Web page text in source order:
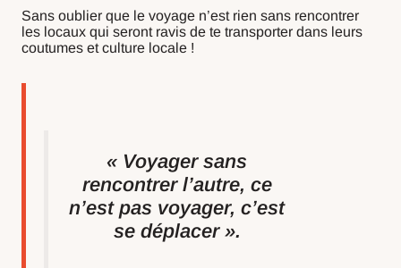
Sans oublier que le voyage n’est rien sans rencontrer
les locaux qui seront ravis de te transporter dans leurs
coutumes et culture locale !
« Voyager sans
rencontrer l’autre, ce
n’est pas voyager, c’est
se déplacer ».